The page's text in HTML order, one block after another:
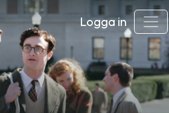
Logga in